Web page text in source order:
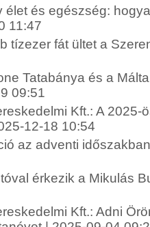
és egészség:
11:47
tízezer fát ültet a
Tatabánya és a
09:51
Kft.: A 2025-
12-18 10:54
az adventi
érkezik a Mikulás
Kft.: Adni